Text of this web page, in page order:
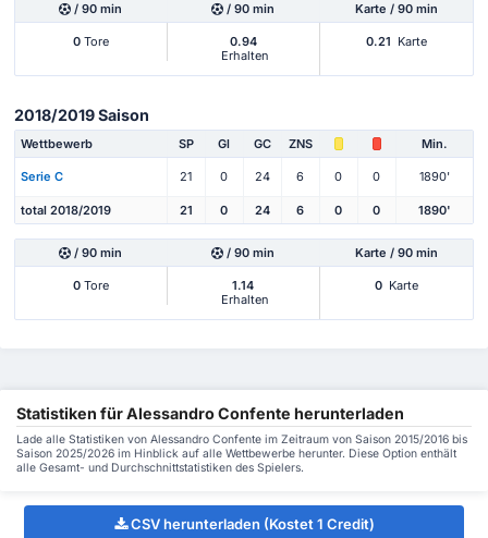
/ 90 min / 90 min Karte / 90 min
0Tore
0.94
Erhalten
0.21 Karte
2018/2019 Saison
Wettbewerb SP Gl GC ZNS Min.
Serie C 21 0 24 6 0 0 1890'
total 2018/2019 21 0 24 6 0 0 1890'
/ 90 min / 90 min Karte / 90 min
0Tore
1.14
Erhalten
0 Karte
Statistiken für Alessandro Confente herunterladen
Lade alle Statistiken von Alessandro Confente im Zeitraum von Saison 2015/2016 bis
Saison 2025/2026 im Hinblick auf alle Wettbewerbe herunter. Diese Option enthält
alle Gesamt- und Durchschnittstatistiken des Spielers.
CSV herunterladen (Kostet 1 Credit)